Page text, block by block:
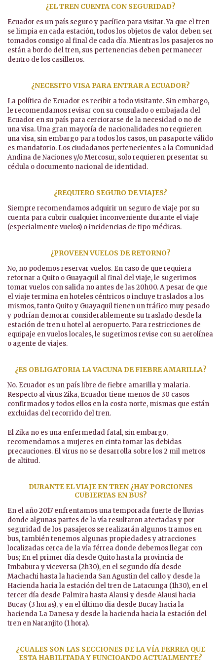
¿EL TREN CUENTA CON SEGURIDAD?
Ecuador es un país seguro y pacífico para visitar. Ya que el tren
se limpia en cada estación, todos los objetos de valor deben ser
tomados consigo al final de cada día. Mientras los pasajeros no
están a bordo del tren, sus pertenencias deben permanecer
dentro de los casilleros.
¿NECESITO VISA PARA ENTRAR A ECUADOR?
La política de Ecuador es recibir a todo visitante. Sin embargo,
le recomendamos revisar con su consulado o embajada del
Ecuador en su país para cerciorarse de la necesidad o no de
una visa. Una gran mayoría de nacionalidades no requieren
una visa, sin embargo para todos los casos, un pasaporte válido
es mandatorio. Los ciudadanos pertenecientes a la Comunidad
Andina de Naciones y/o Mercosur, solo requieren presentar su
cédula o documento nacional de identidad.
¿REQUIERO SEGURO DE VIAJES?
Siempre recomendamos adquirir un seguro de viaje por su
cuenta para cubrir cualquier inconveniente durante el viaje
(especialmente vuelos) o incidencias de tipo médicas.
¿PROVEEN VUELOS DE RETORNO?
No, no podemos reservar vuelos. En caso de que requiera
retornar a Quito o Guayaquil al final del viaje, le sugerimos
tomar vuelos con salida no antes de las 20h00. A pesar de que
el viaje termina en hoteles céntricos o incluye traslados a los
mismos, tanto Quito y Guayaquil tienen un tráfico muy pesado
y podrían demorar considerablemente su traslado desde la
estación de tren u hotel al aeropuerto. Para restricciones de
equipaje en vuelos locales, le sugerimos revise con su aerolínea
o agente de viajes.
¿ES OBLIGATORIA LA VACUNA DE FIEBRE AMARILLA?
No. Ecuador es un país libre de fiebre amarilla y malaria.
Respecto al virus Zika, Ecuador tiene menos de 30 casos
confirmados y todos ellos en la costa norte, mismas que están
excluidas del recorrido del tren.
El Zika no es una enfermedad fatal, sin embargo,
recomendamos a mujeres en cinta tomar las debidas
precauciones. El virus no se desarrolla sobre los 2 mil metros
de altitud.
DURANTE EL VIAJE EN TREN ¿HAY PORCIONES
CUBIERTAS EN BUS?
En el año 2017 enfrentamos una temporada fuerte de lluvias
donde algunas partes de la vía resultaron afectadas y por
seguridad de los pasajeros se realizarán algunos tramos en
bus, también tenemos algunas propiedades y atracciones
localizadas cerca de la vía férrea donde debemos llegar con
bus; En el primer día desde Quito hasta la provincia de
Imbabura y viceversa (2h30), en el segundo día desde
Machachi hasta la hacienda San Agustin del callo y desde la
Hacienda hacia la estación del tren de Latacunga (1h30), en el
tercer día desde Palmira hasta Alausi y desde Alausi hacia
Bucay (3 horas), y en el último dia desde Bucay hacia la
hacienda La Danesa y desde la hacienda hacia la estación del
tren en Naranjito (1 hora).
¿CUALES SON LAS SECCIONES DE LA VÍA FERREA QUE
ESTA HABILITADA Y FUNCIOANDO ACTUALMENTE?